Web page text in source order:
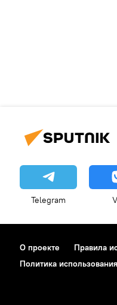
Telegram
О проекте Правила
Политика